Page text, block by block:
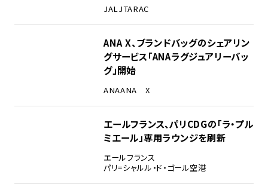
JAL JTARAC
ANA X、ブランドバッグのシェアリン
グサービス「ANAラグジュアリーバッ
グ」開始
ANAANA X
エールフランス、パリCDGの「ラ・プル
ミエール」専用ラウンジを刷新
エールフランス
パリ=シャルル・ド・ゴール空港